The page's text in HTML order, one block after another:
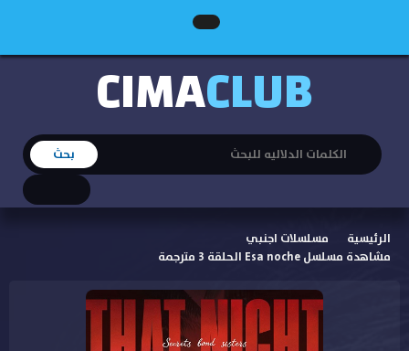
CIMACLUB
الرئيسية
مسلسلات اجنبي
مشاهدة مسلسل Esa noche الحلقة 3 مترجمة